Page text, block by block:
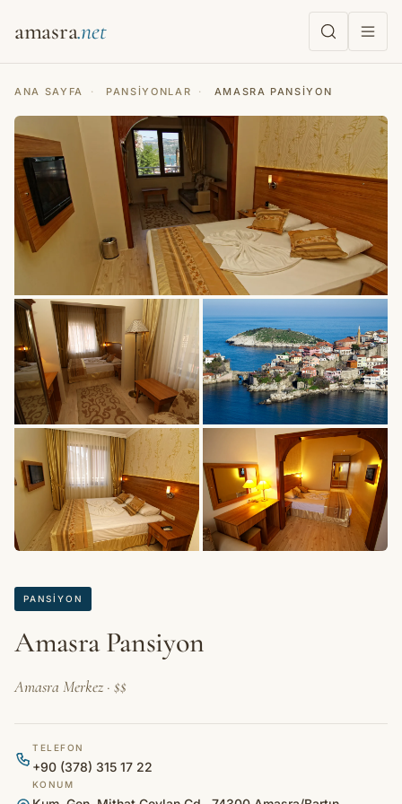
amasra
ANA SAYFA · PANSIYONLAR · AMASRA PANSIYON
PANSIYON
Amasra Pansiyon
Amasra Merkez · $$
TELEFON
+90 (378) 315 17 22
KONUM